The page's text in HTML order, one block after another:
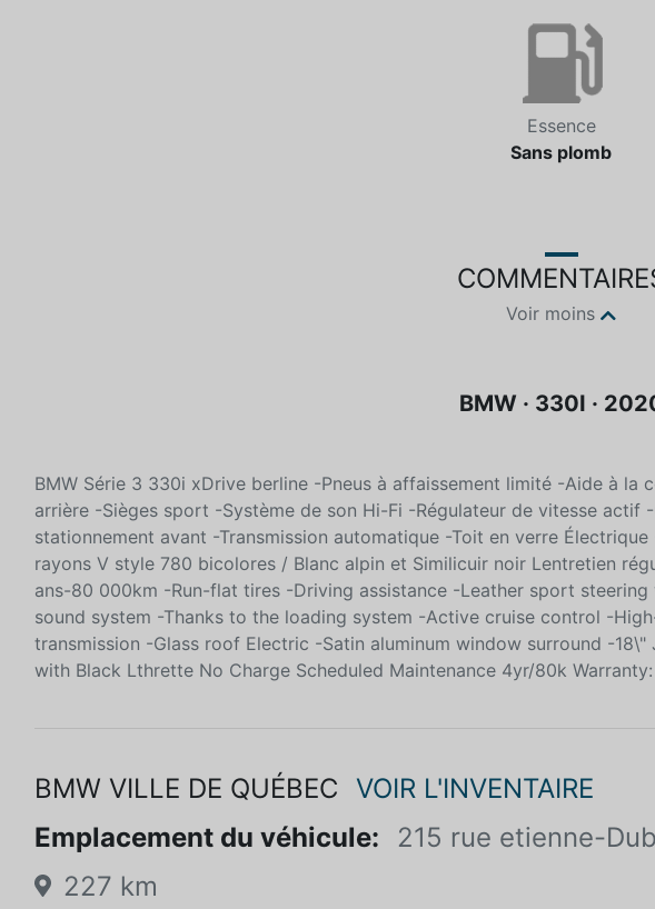
Essence
Sans plomb
Voir moins
BMW · 330I ·
BMW Série 3 330i xDrive berline -Pneus à affaissement limité -Aide à
arrière -Sièges sport -Système de son Hi-Fi -Régulateur de vitesse actif
stationnement avant -Transmission automatique -Toit en verre
rayons V style 780 bicolores / Blanc alpin et Similicuir noir Lentretien
ans-80 000km -Run-flat tires -Driving assistance -Leather sport
sound system -Thanks to the loading system -Active cruise control -
transmission -Glass roof Electric -Satin aluminum window surround -
with Black Lthrette No Charge Scheduled Maintenance 4yr/80k
BMW VILLE DE QUÉBEC VOIR L'INVENTAIRE
Emplacement du véhicule:
215 rue etienne-
227 km